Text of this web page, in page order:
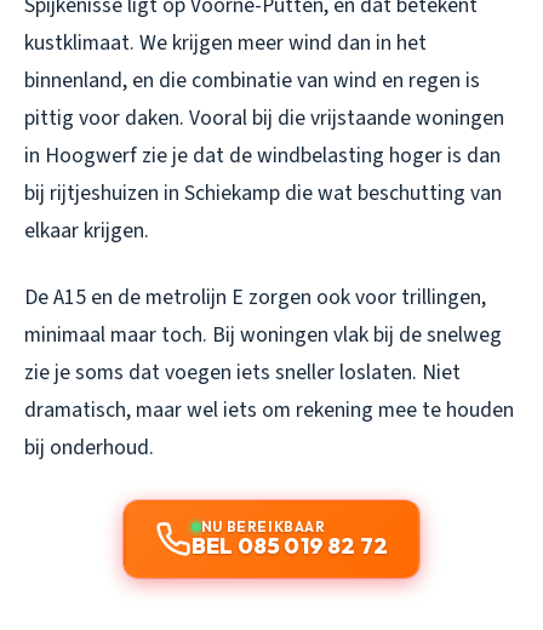
kustklimaat. We krijgen meer wind dan in het
binnenland, en die combinatie van wind en regen is
pittig voor daken. Vooral bij die vrijstaande woningen
in Hoogwerf zie je dat de windbelasting hoger is dan
bij rijtjeshuizen in Schiekamp die wat beschutting van
elkaar krijgen.
De A15 en de metrolijn E zorgen ook voor trillingen,
minimaal maar toch. Bij woningen vlak bij de snelweg
zie je soms dat voegen iets sneller loslaten. Niet
dramatisch, maar wel iets om rekening mee te houden
bij onderhoud.
NU BEREIKBAAR
BEL 085 019 82 72